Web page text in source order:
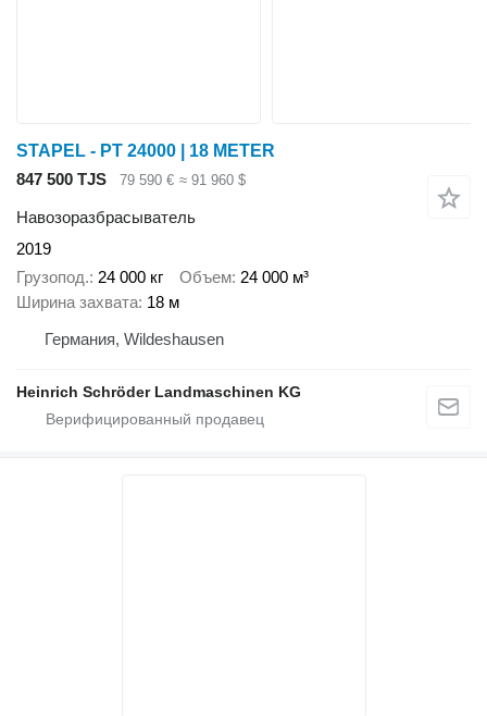
STAPEL - PT 24000 | 18 METER
847 500 TJS
79 590 € ≈ 91 960 $
Навозоразбрасыватель
2019
Грузопод. 24 000 кг Объем 24 000 м³
Ширина захвата 18 м
Германия, Wildeshausen
Heinrich Schröder Landmaschinen KG